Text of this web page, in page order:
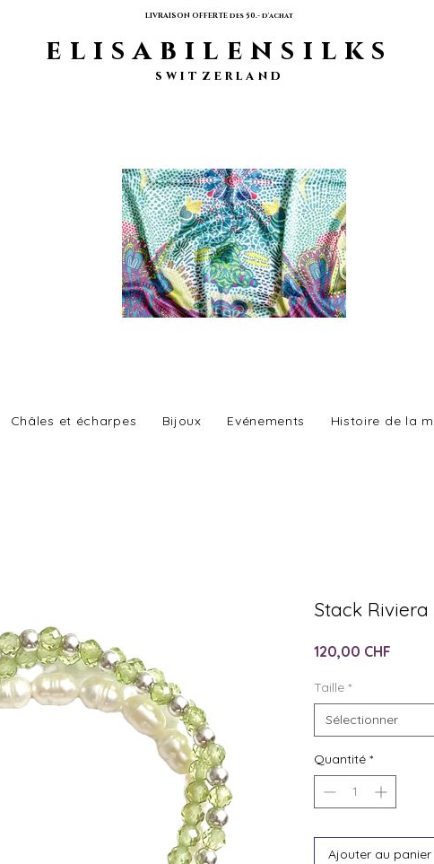
LIVRAISON OFFERTE des 50.- d'achat
elisabilensilks
switzerland
Châles et écharpes Bijoux Evénements Histoire de la
Stack
120,00 CHF
Taille *
Sélectionner
Quantité *
Ajouter au panier